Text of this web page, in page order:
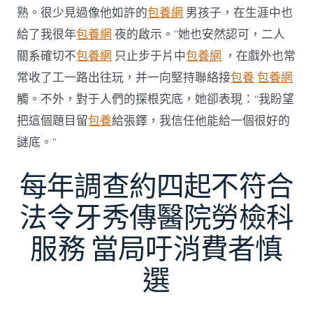
熟。很少見過像他如許的包養網 男孩子，在生涯中也
給了我很年包養網 夜的啟示。”她也安然認可，二人
關系確切不包養網 只止步于片中包養網 ，在戲外也常
常收了工一路出往玩，并一向堅持聯絡接包養 包養網
觸。不外，對于人們的探根究底，她卻表現：“我盼望
把這個題目留包養給張鐸，我信任他能給一個很好的
謎底。”
每年調查約四起不符合
法令牙秀傳醫院勞檢科
服務 當局吁消費者慎
選